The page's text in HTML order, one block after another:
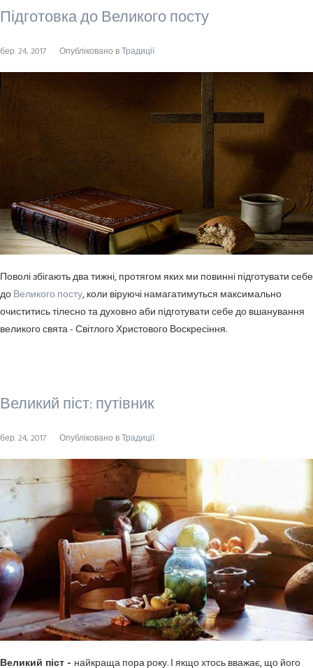
Підготовка до Великого посту
бер. 24, 2017 Опубліковано вТрадиції
Поволі збігають два тижні, протягом яких ми повинні підготувати себе
доВеликого посту, коли віруючі намагатимуться максимально
очиститись тілесно та духовно аби підготувати себе до вшанування
великого свята - Світлого Христового Воскресіння.
Великий піст: путівник
бер. 24, 2017 Опубліковано вТрадиції
Великий піст - найкраща пора року. І якщо хтось вважає, що його